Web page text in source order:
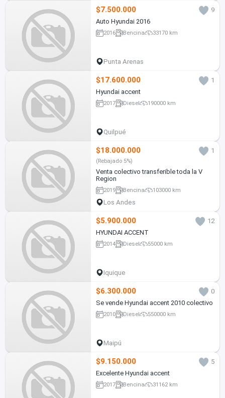
$7.500.000
9
Auto Hyundai 2016
2016 Bencina 33170 km
Punta Arenas
$17.600.000
1
Hyundai accent
2017 Diesel 190000 km
Quilpué
$18.000.000 1
(Rebajado 5%)
Venta colectivo transferible toda la V
Region
2019 Bencina 103000 km
Los Andes
$5.900.000
12
HYUNDAI ACCENT
2014 Diesel 55000 km
Iquique
$6.300.000
0
Se vende Hyundai accent 2010 colectivo
2010 Diesel 550000 km
Maipú
$9.150.000
5
Excelente Hyundai accent
2017 Bencina 31162 km